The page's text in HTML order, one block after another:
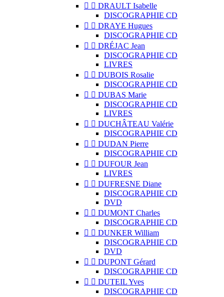
  DRAULT Isabelle
DISCOGRAPHIE CD
  DRAYE Hugues
DISCOGRAPHIE CD
  DRÉJAC Jean
DISCOGRAPHIE CD
LIVRES
  DUBOIS Rosalie
DISCOGRAPHIE CD
  DUBAS Marie
DISCOGRAPHIE CD
LIVRES
  DUCHÂTEAU Valérie
DISCOGRAPHIE CD
  DUDAN Pierre
DISCOGRAPHIE CD
  DUFOUR Jean
LIVRES
  DUFRESNE Diane
DISCOGRAPHIE CD
DVD
  DUMONT Charles
DISCOGRAPHIE CD
  DUNKER William
DISCOGRAPHIE CD
DVD
  DUPONT Gérard
DISCOGRAPHIE CD
  DUTEIL Yves
DISCOGRAPHIE CD